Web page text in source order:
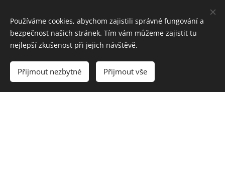
Do košíku
Používáme cookies, abychom zajistili správné fungování a
bezpečnost našich stránek. Tím vám můžeme zajistit tu
nejlepší zkušenost při jejich návštěvě.
Přijmout nezbytné Přijmout vše